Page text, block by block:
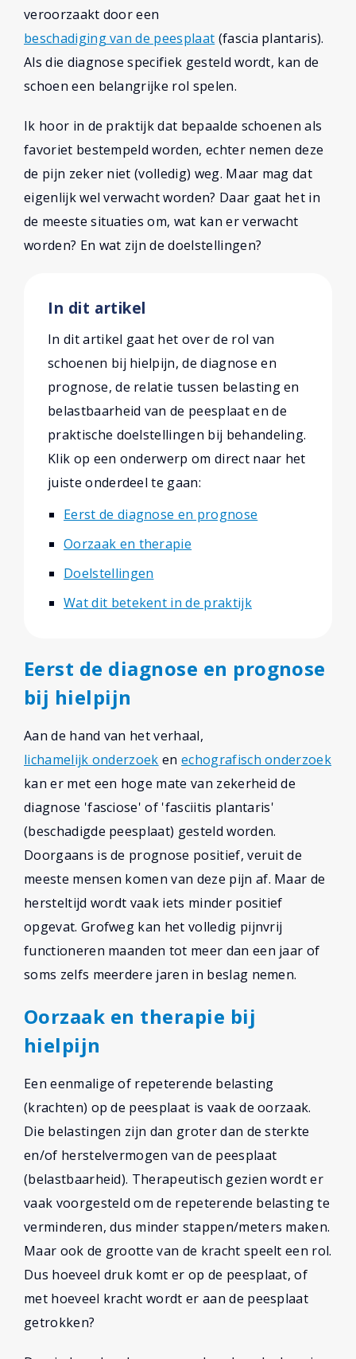
veroorzaakt door een
beschadiging van de peesplaat (fascia plantaris).
Als die diagnose specifiek gesteld wordt, kan de
schoen een belangrijke rol spelen.
Ik hoor in de praktijk dat bepaalde schoenen als
favoriet bestempeld worden, echter nemen deze
de pijn zeker niet (volledig) weg. Maar mag dat
eigenlijk wel verwacht worden? Daar gaat het in
de meeste situaties om, wat kan er verwacht
worden? En wat zijn de doelstellingen?
In dit artikel
In dit artikel gaat het over de rol van
schoenen bij hielpijn, de diagnose en
prognose, de relatie tussen belasting en
belastbaarheid van de peesplaat en de
praktische doelstellingen bij behandeling.
Klik op een onderwerp om direct naar het
juiste onderdeel te gaan:
Eerst de diagnose en prognose
Oorzaak en therapie
Doelstellingen
Wat dit betekent in de praktijk
Eerst de diagnose en prognose
bij hielpijn
Aan de hand van het verhaal,
lichamelijk onderzoek enechografisch onderzoek
kan er met een hoge mate van zekerheid de
diagnose 'fasciose' of 'fasciitis plantaris'
(beschadigde peesplaat) gesteld worden.
Doorgaans is de prognose positief, veruit de
meeste mensen komen van deze pijn af. Maar de
hersteltijd wordt vaak iets minder positief
opgevat. Grofweg kan het volledig pijnvrij
functioneren maanden tot meer dan een jaar of
soms zelfs meerdere jaren in beslag nemen.
Oorzaak en therapie bij
hielpijn
Een eenmalige of repeterende belasting
(krachten) op de peesplaat is vaak de oorzaak.
Die belastingen zijn dan groter dan de sterkte
en/of herstelvermogen van de peesplaat
(belastbaarheid). Therapeutisch gezien wordt er
vaak voorgesteld om de repeterende belasting te
verminderen, dus minder stappen/meters maken.
Maar ook de grootte van de kracht speelt een rol.
Dus hoeveel druk komt er op de peesplaat, of
met hoeveel kracht wordt er aan de peesplaat
getrokken?